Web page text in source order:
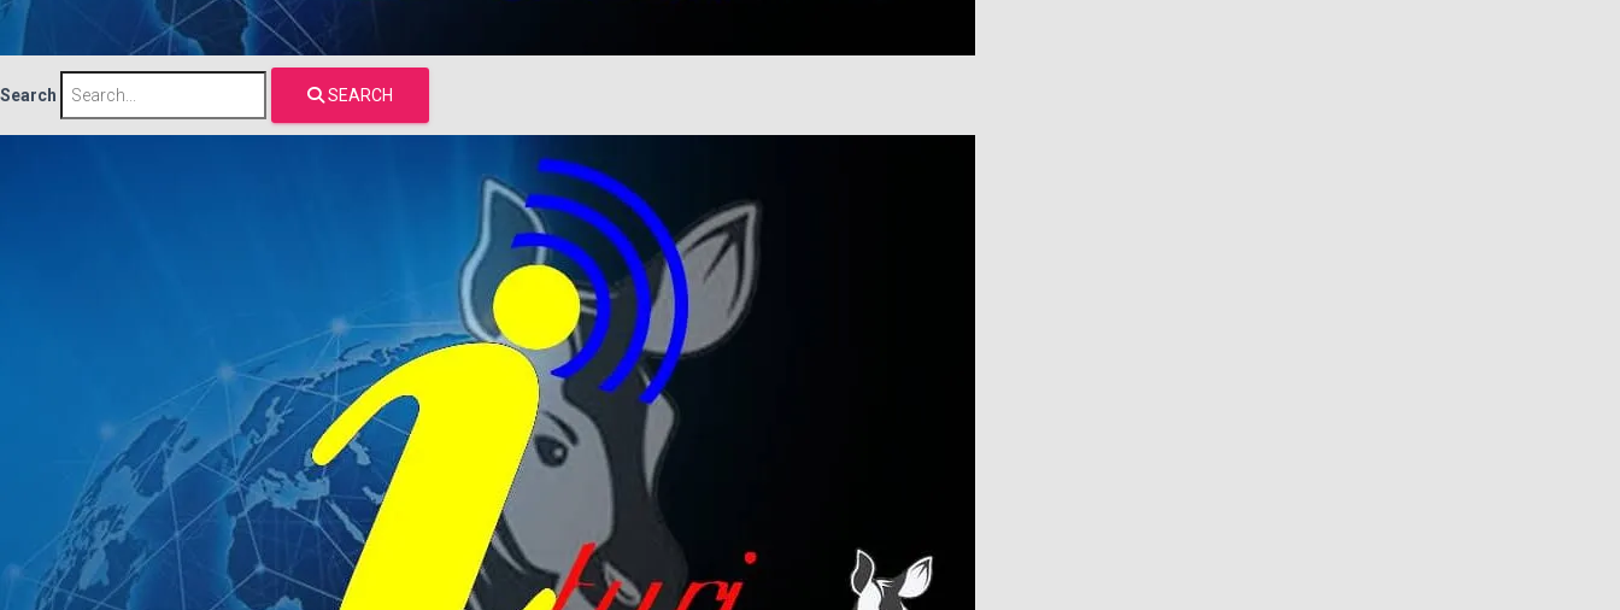
Search SEARCH